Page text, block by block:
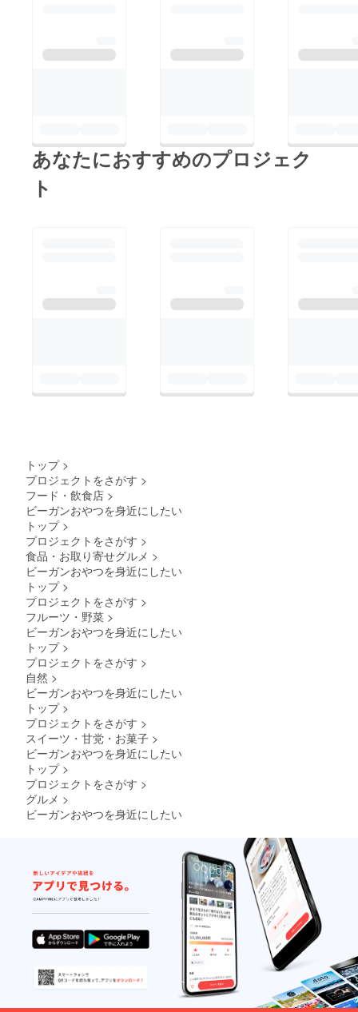
梅のコ
産)、ブ
ルーベ
リー
アップ
ルシト
（静岡
◆甘夏
(静岡
産)、い
ちご
mix（山
梨産、
青森
産）OG
レモン
汁、洋
酒、
OGカル
ダモ
ン て
あなたにおすすめのプロジェク
ト
トップ >
プロジェクトをさがす >
フード・飲食店 >
ビーガンおやつを身近にしたい
トップ >
プロジェクトをさがす >
食品・お取り寄せグルメ >
ビーガンおやつを身近にしたい
トップ >
プロジェクトをさがす >
フルーツ・野菜 >
ビーガンおやつを身近にしたい
トップ >
プロジェクトをさがす >
自然 >
ビーガンおやつを身近にしたい
トップ >
プロジェクトをさがす >
スイーツ・甘党・お菓子 >
ビーガンおやつを身近にしたい
トップ >
プロジェクトをさがす >
グルメ >
ビーガンおやつを身近にしたい